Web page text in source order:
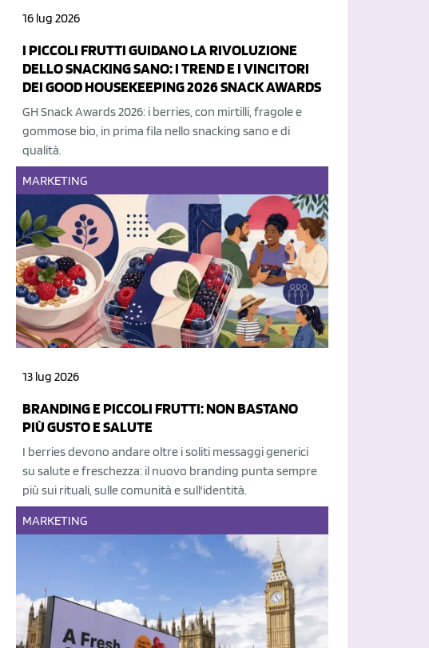
16 lug 2026
I PICCOLI FRUTTI GUIDANO LA RIVOLUZIONE
DELLO SNACKING SANO: I TREND E I VINCITORI
DEI GOOD HOUSEKEEPING 2026 SNACK AWARDS
GH Snack Awards 2026: i berries, con mirtilli, fragole e
gommose bio, in prima fila nello snacking sano e di
qualità.
MARKETING
13 lug 2026
BRANDING E PICCOLI FRUTTI: NON BASTANO
PIÙ GUSTO E SALUTE
I berries devono andare oltre i soliti messaggi generici
su salute e freschezza: il nuovo branding punta sempre
più sui rituali, sulle comunità e sull'identità.
MARKETING